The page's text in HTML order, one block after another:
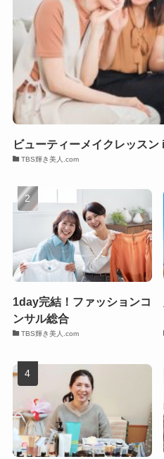
ビューティーメイクレッスン
TBS輝き美人.com
1day完結！ファッションコ
ンサル総合
TBS輝き美人.com